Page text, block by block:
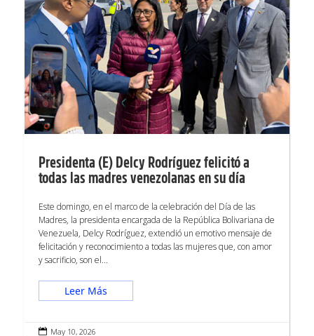
Presidenta (E) Delcy Rodríguez felicitó a
todas las madres venezolanas en su día
Este domingo, en el marco de la celebración del Día de las
Madres, la presidenta encargada de la República Bolivariana de
Venezuela, Delcy Rodríguez, extendió un emotivo mensaje de
felicitación y reconocimiento a todas las mujeres que, con amor
y sacrificio, son el...
Leer Más
 May 10, 2026